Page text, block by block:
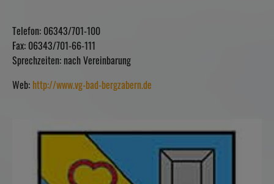
Telefon: 06343/701-100
Fax: 06343/701-66-111
Sprechzeiten: nach Vereinbarung
Web: http://www.vg-bad-bergzabern.de